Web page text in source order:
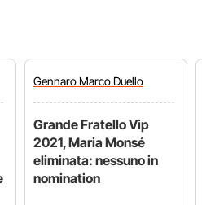
GennaroMarco Duello
Grande Fratello Vip
2021, Maria Monsé
eliminata: nessuno in
nomination